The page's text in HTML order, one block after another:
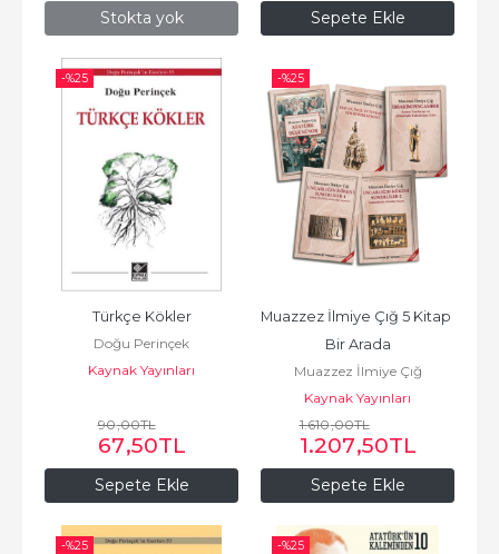
Stokta yok Sepete Ekle
-%25
Sepete Ekle
Türkçe Kökler
Doğu Perinçek
Kaynak Yayınları
90,00TL
67,50TL
-%25
Sepete Ekle
Muazzez İlmiye Çığ 5 Kitap
Bir Arada
Muazzez İlmiye Çığ
Kaynak Yayınları
1.610,00TL
1.207,50TL
-%25 -%25